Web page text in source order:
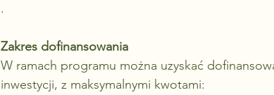
.
Zakres dofinansowania
W ramach programu można uzyskać
inwestycji, z maksymalnymi kwotami: